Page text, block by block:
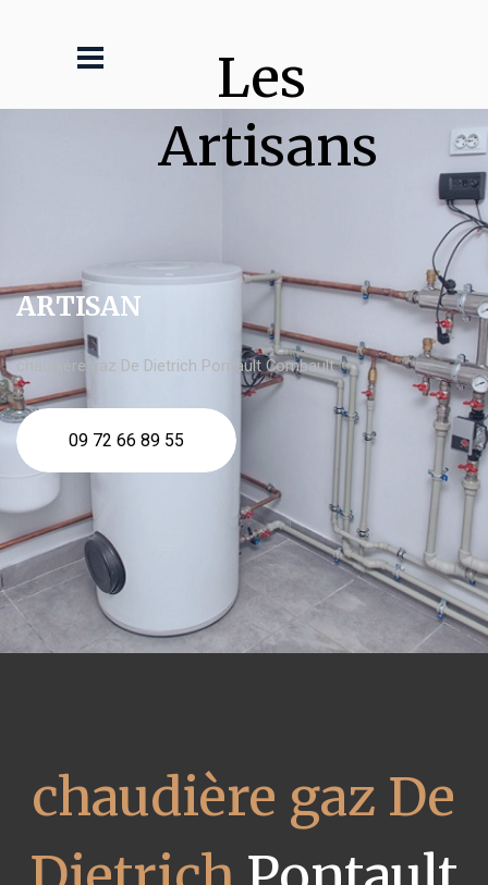
Les
Artisans
ARTISAN
chaudière gaz De Dietrich Pontault Combault
09 72 66 89 55
chaudière gaz De